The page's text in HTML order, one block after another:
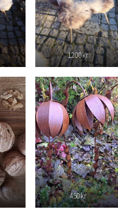
1200kr
450kr